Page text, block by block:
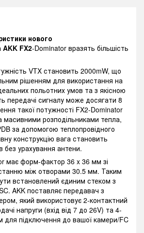
нового
AKK FX2-Dominator вразять більшість
VTX становить 2000mW, що
рішенням для використання на
польотних умов та з якісною
передачі сигналу може досягати 8
такої потужності FX2-Dominator
розподільниками тепла,
за допомогою теплопровідного
конструкцію вага становить
без урахування антени.
має форм-фактор 36 x 36 мм зі
між отворами 30.5 мм. Таким
встановлений єдиним стеком з
AKK поставляє передавач з
який використовує 2-контактний
напруги (вхід від 7 до 26V) та 4-
для підключення до вашої камери/FC